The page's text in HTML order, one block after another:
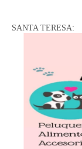
SANTA TERESA: